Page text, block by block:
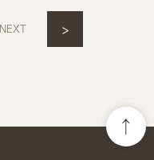
>
NEXT